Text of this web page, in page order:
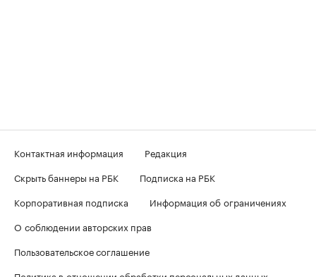
Контактная информация
Редакция
Скрыть баннеры на РБК
Подписка на РБК
Корпоративная подписка
Информация об ограничениях
О соблюдении авторских прав
Пользовательское соглашение